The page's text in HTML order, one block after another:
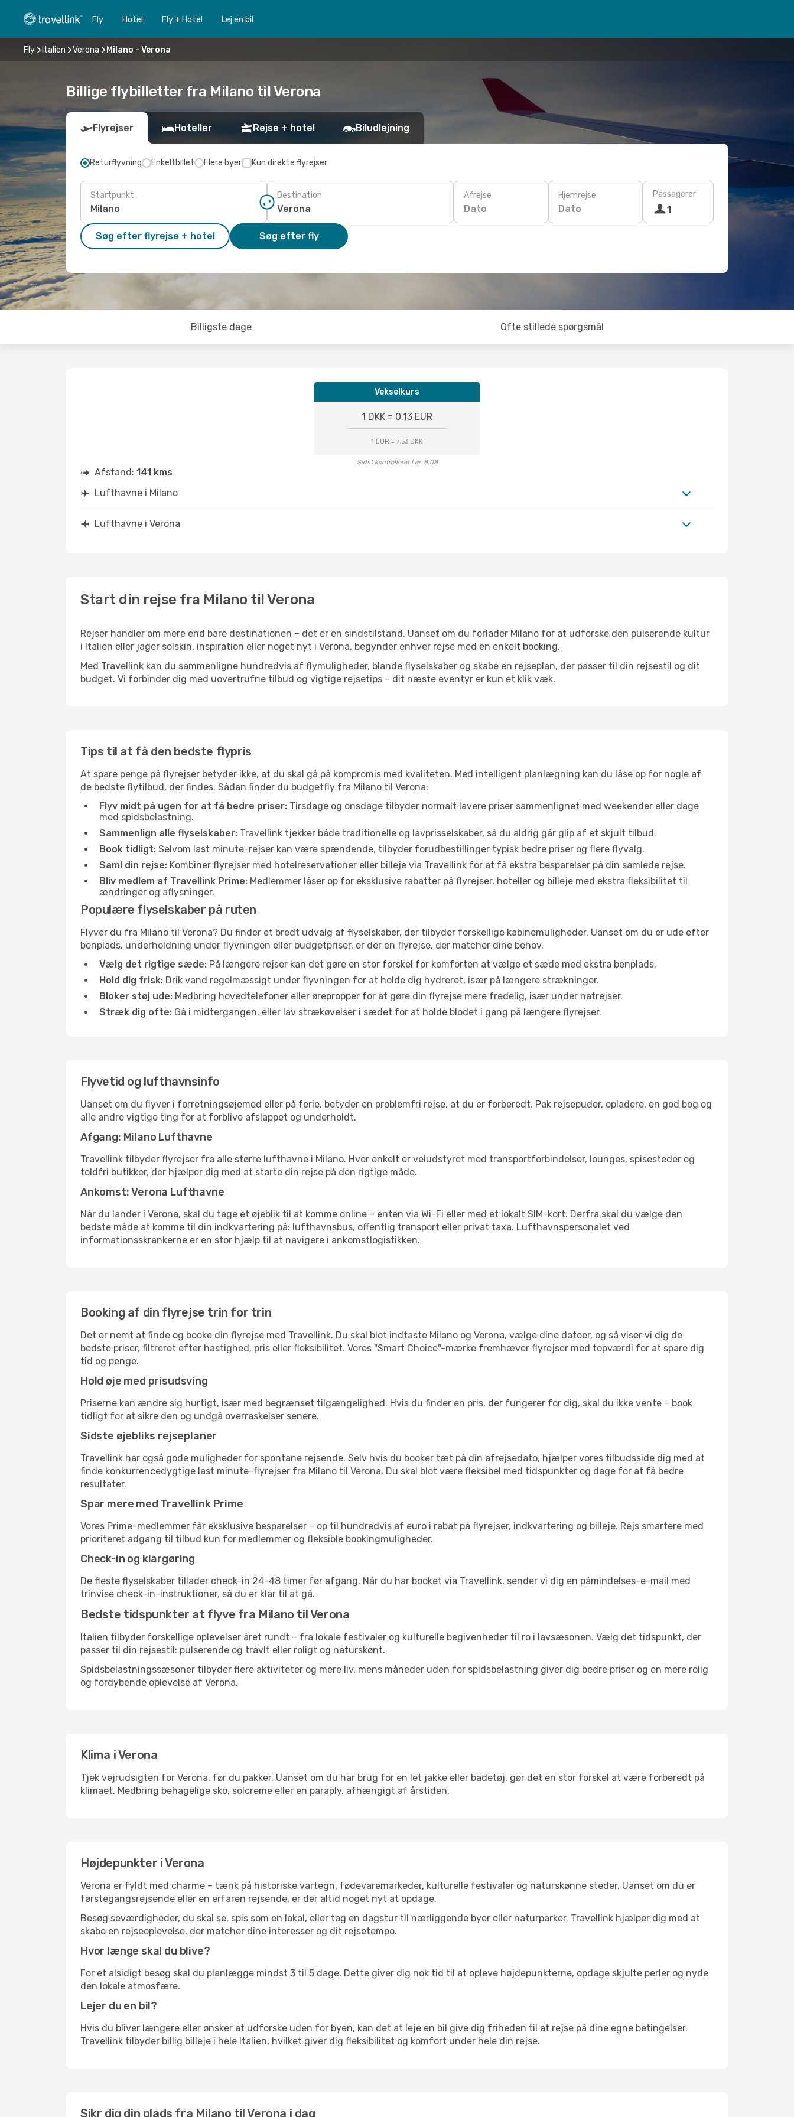
Fly Hotel Fly + Hotel Lej en bil
Fly Italien Verona Milano - Verona
Billige flybilletter fra Milano til Verona
Flyrejser Hoteller Rejse + hotel Biludlejning
Returflyvning Enkeltbillet Flere byer Kun direkte flyrejser
Startpunkt Destination Afrejse
Dato
Hjemrejse
Dato
Passagerer
1
Søg efter flyrejse + hotel Søg efter fly
Billigste dage Ofte stillede spørgsmål
Vekselkurs
1 DKK = 0.13 EUR
1 EUR = 7.53 DKK
Sidst kontrolleret Lør. 8.08
Afstand: 141 kms
Lufthavne i Milano
Lufthavne i Verona
Start din rejse fra Milano til Verona
Rejser handler om mere end bare destinationen – det er en sindstilstand. Uanset om du forlader Milano for at udforske den pulserende kultur
i Italien eller jager solskin, inspiration eller noget nyt i Verona, begynder enhver rejse med en enkelt booking.
Med Travellink kan du sammenligne hundredvis af flymuligheder, blande flyselskaber og skabe en rejseplan, der passer til din rejsestil og dit
budget. Vi forbinder dig med uovertrufne tilbud og vigtige rejsetips – dit næste eventyr er kun et klik væk.
Tips til at få den bedste flypris
At spare penge på flyrejser betyder ikke, at du skal gå på kompromis med kvaliteten. Med intelligent planlægning kan du låse op for nogle af
de bedste flytilbud, der findes. Sådan finder du budgetfly fra Milano til Verona:
Flyv midt på ugen for at få bedre priser: Tirsdage og onsdage tilbyder normalt lavere priser sammenlignet med weekender eller dage
med spidsbelastning.
Sammenlign alle flyselskaber: Travellink tjekker både traditionelle og lavprisselskaber, så du aldrig går glip af et skjult tilbud.
Book tidligt: Selvom last minute-rejser kan være spændende, tilbyder forudbestillinger typisk bedre priser og flere flyvalg.
Saml din rejse: Kombiner flyrejser med hotelreservationer eller billeje via Travellink for at få ekstra besparelser på din samlede rejse.
Bliv medlem af Travellink Prime: Medlemmer låser op for eksklusive rabatter på flyrejser, hoteller og billeje med ekstra fleksibilitet til
ændringer og aflysninger.
Populære flyselskaber på ruten
Flyver du fra Milano til Verona? Du finder et bredt udvalg af flyselskaber, der tilbyder forskellige kabinemuligheder. Uanset om du er ude efter
benplads, underholdning under flyvningen eller budgetpriser, er der en flyrejse, der matcher dine behov.
Vælg det rigtige sæde: På længere rejser kan det gøre en stor forskel for komforten at vælge et sæde med ekstra benplads.
Hold dig frisk: Drik vand regelmæssigt under flyvningen for at holde dig hydreret, især på længere strækninger.
Bloker støj ude: Medbring hovedtelefoner eller ørepropper for at gøre din flyrejse mere fredelig, især under natrejser.
Stræk dig ofte: Gå i midtergangen, eller lav strækøvelser i sædet for at holde blodet i gang på længere flyrejser.
Flyvetid og lufthavnsinfo
Uanset om du flyver i forretningsøjemed eller på ferie, betyder en problemfri rejse, at du er forberedt. Pak rejsepuder, opladere, en god bog og
alle andre vigtige ting for at forblive afslappet og underholdt.
Afgang: Milano Lufthavne
Travellink tilbyder flyrejser fra alle større lufthavne i Milano. Hver enkelt er veludstyret med transportforbindelser, lounges, spisesteder og
toldfri butikker, der hjælper dig med at starte din rejse på den rigtige måde.
Ankomst: Verona Lufthavne
Når du lander i Verona, skal du tage et øjeblik til at komme online – enten via Wi-Fi eller med et lokalt SIM-kort. Derfra skal du vælge den
bedste måde at komme til din indkvartering på: lufthavnsbus, offentlig transport eller privat taxa. Lufthavnspersonalet ved
informationsskrankerne er en stor hjælp til at navigere i ankomstlogistikken.
Booking af din flyrejse trin for trin
Det er nemt at finde og booke din flyrejse med Travellink. Du skal blot indtaste Milano og Verona, vælge dine datoer, og så viser vi dig de
bedste priser, filtreret efter hastighed, pris eller fleksibilitet. Vores "Smart Choice"-mærke fremhæver flyrejser med topværdi for at spare dig
tid og penge.
Hold øje med prisudsving
Priserne kan ændre sig hurtigt, især med begrænset tilgængelighed. Hvis du finder en pris, der fungerer for dig, skal du ikke vente – book
tidligt for at sikre den og undgå overraskelser senere.
Sidste øjebliks rejseplaner
Travellink har også gode muligheder for spontane rejsende. Selv hvis du booker tæt på din afrejsedato, hjælper vores tilbudsside dig med at
finde konkurrencedygtige last minute-flyrejser fra Milano til Verona. Du skal blot være fleksibel med tidspunkter og dage for at få bedre
resultater.
Spar mere med Travellink Prime
Vores Prime-medlemmer får eksklusive besparelser – op til hundredvis af euro i rabat på flyrejser, indkvartering og billeje. Rejs smartere med
prioriteret adgang til tilbud kun for medlemmer og fleksible bookingmuligheder.
Check-in og klargøring
De fleste flyselskaber tillader check-in 24-48 timer før afgang. Når du har booket via Travellink, sender vi dig en påmindelses-e-mail med
trinvise check-in-instruktioner, så du er klar til at gå.
Bedste tidspunkter at flyve fra Milano til Verona
Italien tilbyder forskellige oplevelser året rundt – fra lokale festivaler og kulturelle begivenheder til ro i lavsæsonen. Vælg det tidspunkt, der
passer til din rejsestil: pulserende og travlt eller roligt og naturskønt.
Spidsbelastningssæsoner tilbyder flere aktiviteter og mere liv, mens måneder uden for spidsbelastning giver dig bedre priser og en mere rolig
og fordybende oplevelse af Verona.
Klima i Verona
Tjek vejrudsigten for Verona, før du pakker. Uanset om du har brug for en let jakke eller badetøj, gør det en stor forskel at være forberedt på
klimaet. Medbring behagelige sko, solcreme eller en paraply, afhængigt af årstiden.
Højdepunkter i Verona
Verona er fyldt med charme – tænk på historiske vartegn, fødevaremarkeder, kulturelle festivaler og naturskønne steder. Uanset om du er
førstegangsrejsende eller en erfaren rejsende, er der altid noget nyt at opdage.
Besøg seværdigheder, du skal se, spis som en lokal, eller tag en dagstur til nærliggende byer eller naturparker. Travellink hjælper dig med at
skabe en rejseoplevelse, der matcher dine interesser og dit rejsetempo.
Hvor længe skal du blive?
For et alsidigt besøg skal du planlægge mindst 3 til 5 dage. Dette giver dig nok tid til at opleve højdepunkterne, opdage skjulte perler og nyde
den lokale atmosfære.
Lejer du en bil?
Hvis du bliver længere eller ønsker at udforske uden for byen, kan det at leje en bil give dig friheden til at rejse på dine egne betingelser.
Travellink tilbyder billig billeje i hele Italien, hvilket giver dig fleksibilitet og komfort under hele din rejse.
Sikr dig din plads fra Milano til Verona i dag